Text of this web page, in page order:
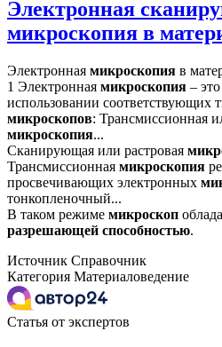
Электронная
микроскопия в
Электронная микроскопия в
1 Электронная микроскопия –
использовании соответствующих
микроскопов: Трансмиссионная
микроскопия...
Сканирующая или растровая
Трансмиссионная микроскопия
просвечивающих электронных
тонкопленочный...
В таком режиме микроскоп
разрешающей способностью.
Источник Справочник
Категория Материаловедение
Статья от экспертов